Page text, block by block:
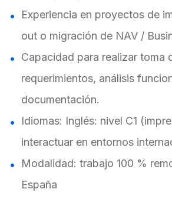
Experiencia en proyectos de
out o migración de NAV /
Capacidad para realizar toma
requerimientos, análisis
documentación.
Idiomas: Inglés: nivel C1
interactuar en entornos
Modalidad: trabajo 100 %
España